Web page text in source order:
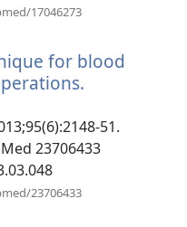
17046273
for blood
прозорец)
51.
23706433
23706433